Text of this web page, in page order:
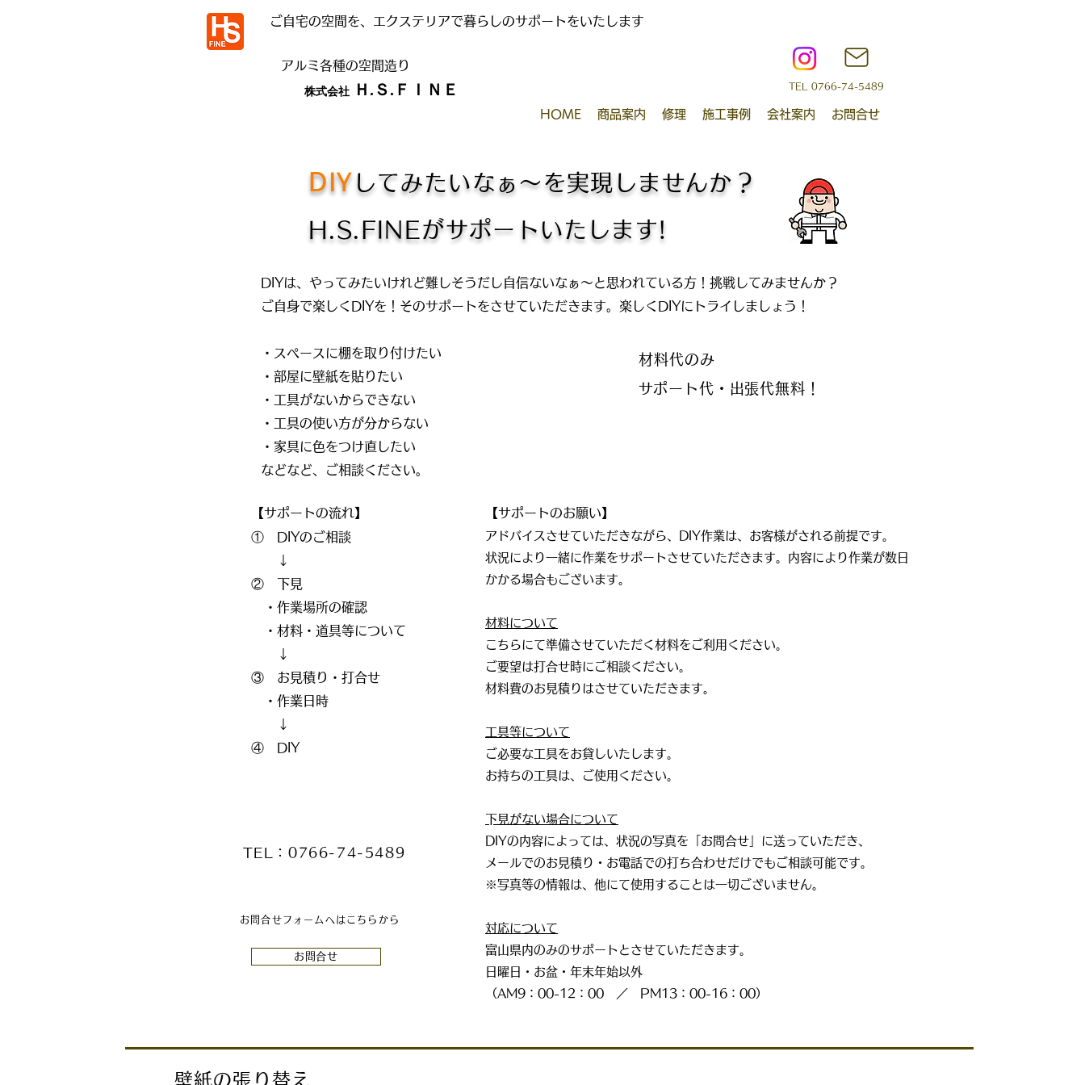
ご自宅の空間を、エクステリアで暮らしのサポートをいたします
​アルミ各種の空間造り
株式会社Ｈ.Ｓ.ＦＩＮＥ TEL 0766-74-5489
HOME 商品案内 修理 施工事例 会社案内 お問合せ
​DIY してみたいなぁ～を実現しませんか？
H.S.FINEがサポートいたします!
DIYは、やってみたいけれど難しそうだし自信ないなぁ～と思われている方！挑戦してみませんか？
ご自身で楽しくDIYを！ そのサポートをさせていただきます。楽しくDIYにトライしましょう！
・スペースに棚を取り付けたい
・ 部屋に壁紙を貼りたい
・ 工具がないからできない
・工具の使い方が分からない
​・家具に色をつけ直したい
などなど、ご相談ください。
【サポートの流れ】
① DIYのご相談
↓
② 下見
・作業場所の確認
・材料・道具等について
​ ↓
③ お見積り・打合せ
​ ・作業日時
↓
④ DIY
TEL：0766-74-5489
お問合せフォームへはこちらから
お問合せ
【サポートのお願い】
アドバイスさせていただきながら、DIY作業は、お客様がされる前提です。
状況により一緒に作業をサポートさせていただきます。 内容により作業が数日
かかる場合もございます。
材料について
​こちらにて準備させていただく材料をご利用ください。
ご要望は打合せ時にご相談ください。
材料費のお見積りはさせていただきます。
工具等について
ご必要な工具をお貸しいたします。
お持ちの工具は、ご使用ください。
​下見がない場合について
​DIYの内容によっては、状況の写真を「お問合せ」に送っていただき、
メールでのお見積り・お電話での打ち合わせだけでもご相談可能です。
※写真等の情報は、他にて使用することは一切ございません。
対応について
富山県内のみのサポートとさせていただきます。
​日曜日・お盆・年末年始以外
（AM9：00-12：00 ／ PM13：00-16：00）
材料代のみ
​サポート代・出張代無料！
壁紙の張り替え